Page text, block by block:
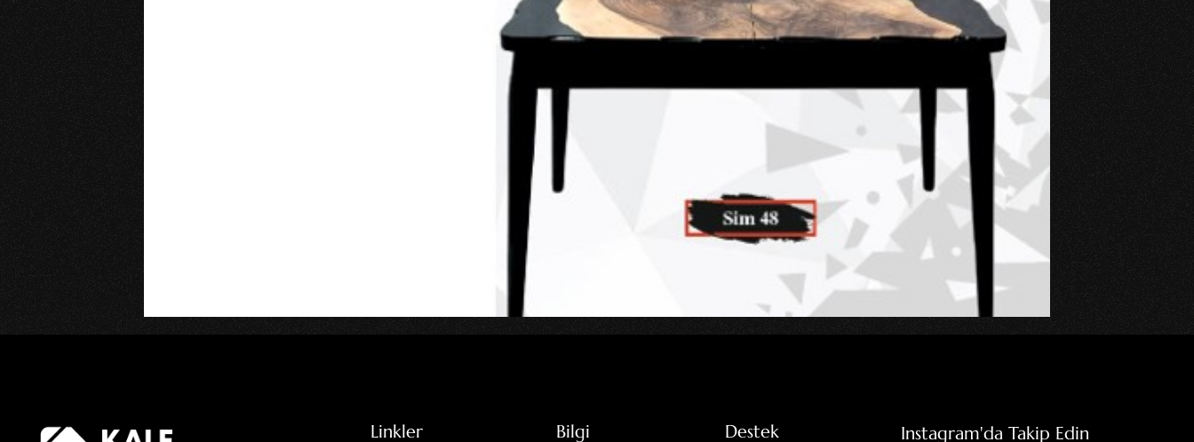
Linkler Bilgi Destek
Instagram'da Takip Edin